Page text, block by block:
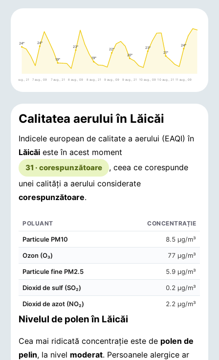
24°
6 aug., 21
24°
7 aug., 09
19°
7 aug., 21
23°
8 aug., 09
19°
8 aug., 21
22°
9 aug., 09
20°
9 aug., 21
23°
10 aug., 09
21°
10 aug., 21
24°
11 aug., 09
Calitatea aerului în Lăicăi
Indicele european de calitate a aerului (EAQI) în
Lăicăi este în acest moment
31 · corespunzătoare
, ceea ce corespunde
unei calități a aerului considerate
corespunzătoare.
POLUANT CONCENTRAȚIE
Particule PM10 8.5 μg/m³
Ozon (O₃) 77 μg/m³
Particule fine PM2.5 5.9 μg/m³
Dioxid de sulf (SO₂) 0.2 μg/m³
Dioxid de azot (NO₂) 2.2 μg/m³
Nivelul de polen în Lăicăi
Cea mai ridicată concentrație este de polen de
pelin, la nivel moderat. Persoanele alergice ar